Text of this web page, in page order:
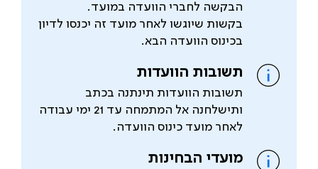
הבקשה לחברי הוועדה במועד.
בקשות שיוגשו לאחר מועד זה יכנסו לדיון
בכינוס הוועדה הבא.
תשובות הוועדות
תשובות הוועדות תינתנה בכתב
ותישלחנה אל המתמחה עד 21 ימי עבודה
לאחר מועד כינוס הוועדה.
מועדי הבחינות